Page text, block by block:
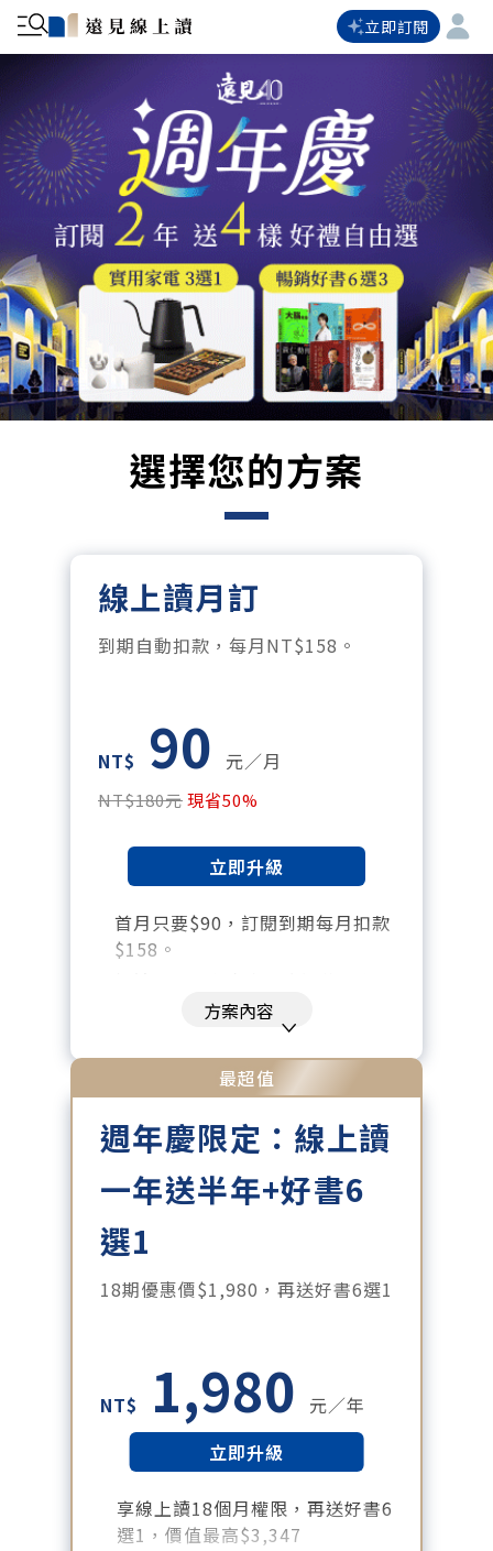
立即訂閱
選擇您的方案
線上讀月訂
到期自動扣款，每月NT$158。
NT$ 90 元／月
NT$180元現省50%
立即升級
首月只要$90，訂閱到期每月扣款
$158。
刊、特刊。​
每「季」一場訂戶專屬空中沙龍。
每月下載編輯整理精華知識包。
訂閱專屬電子報：國際、金融、科
技趨勢報。
方案內容
最超值
週年慶限定：線上讀
一年送半年+好書6
選1
18期優惠價$1,980，再送好書6選1
NT$ 1,980
元／年
立即升級
享線上讀18個月權限，再送好書6
選1，價值最高$3,347